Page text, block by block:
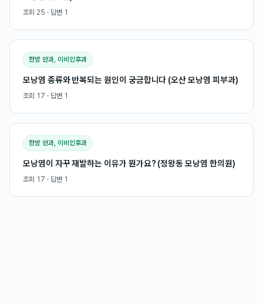
조회 25 · 답변 1
한방 안과, 이비인후과
모낭염 종류와 반복되는 원인이 궁금합니다 (오산 모낭염 피부과)
조회 17 · 답변 1
한방 안과, 이비인후과
모낭염이 자꾸 재발하는 이유가 뭔가요? (정왕동 모낭염 한의원)
조회 17 · 답변 1